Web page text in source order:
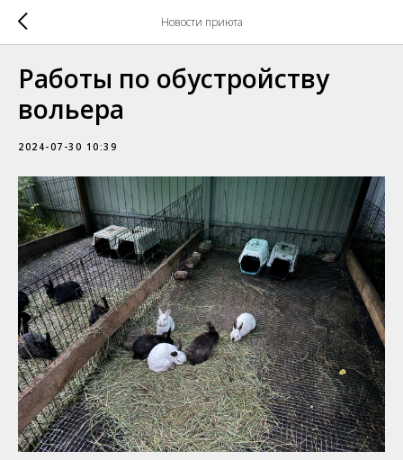
Новости приюта
Работы по обустройству
вольера
2024-07-30 10:39